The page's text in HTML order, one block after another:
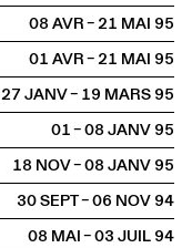
08 AVR – 21 MAI1995
01 AVR – 21 MAI1995
27 JANV – 19 MARS1995
01 – 08 JANV1995
18 NOV – 08 JANV1995
30 SEPT – 06 NOV1994
08 MAI – 03 JUIL1994